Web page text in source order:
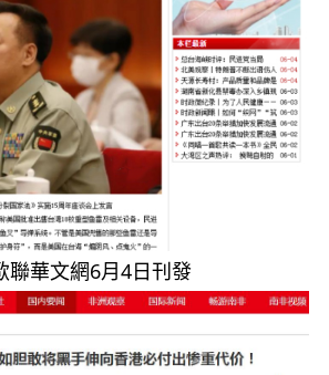
華文網6月4日刊發